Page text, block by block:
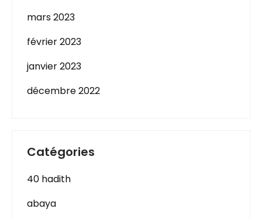
mars 2023
février 2023
janvier 2023
décembre 2022
Catégories
40 hadith
abaya